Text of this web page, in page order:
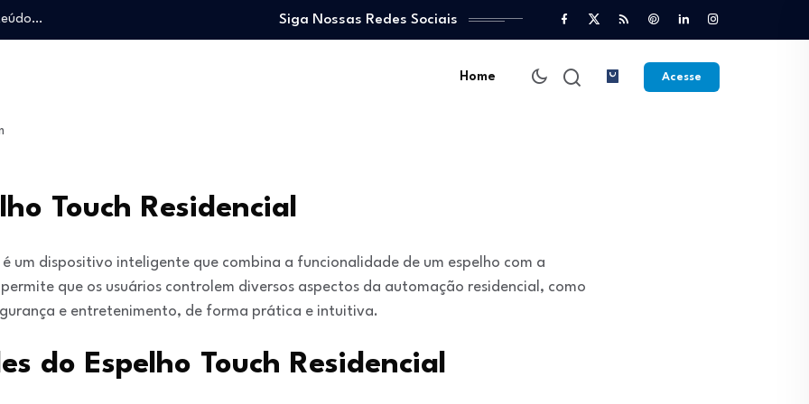
trabalhando…
e viver…
Siga Nossas Redes Sociais
Home Acesse
Touch Residencial
é um dispositivo inteligente que combina a funcionalidade de um espelho com a
que os usuários controlem diversos aspectos da automação residencial, como
e entretenimento, de forma prática e intuitiva.
do Espelho Touch Residencial